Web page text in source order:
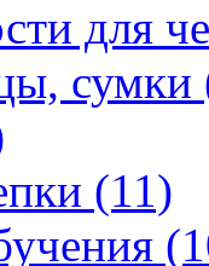
для
сумки
(11)